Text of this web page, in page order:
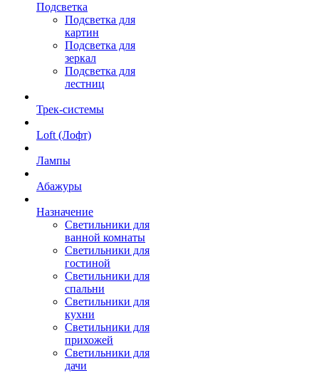
Подсветка
Подсветка для
картин
Подсветка для
зеркал
Подсветка для
лестниц
Трек-системы
Loft (Лофт)
Лампы
Абажуры
Назначение
Светильники для
ванной комнаты
Светильники для
гостиной
Светильники для
спальни
Светильники для
кухни
Светильники для
прихожей
Светильники для
дачи